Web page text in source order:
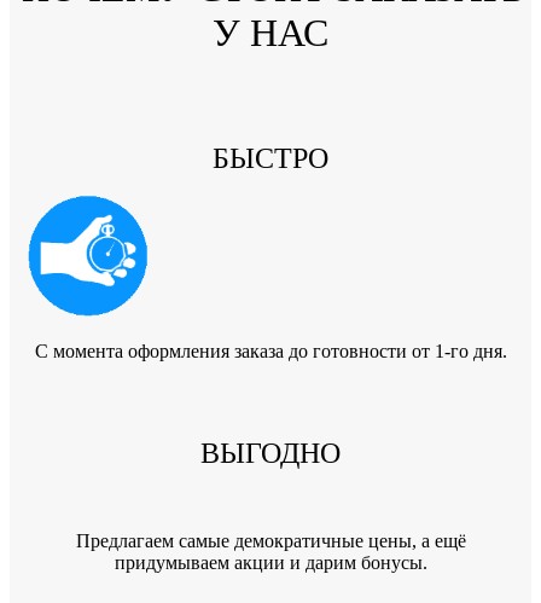
У НАС
БЫСТРО
C момента оформления заказа до готовности от 1-го дня.
ВЫГОДНО
Предлагаем самые демократичные цены, а ещё
придумываем акции и дарим бонусы.